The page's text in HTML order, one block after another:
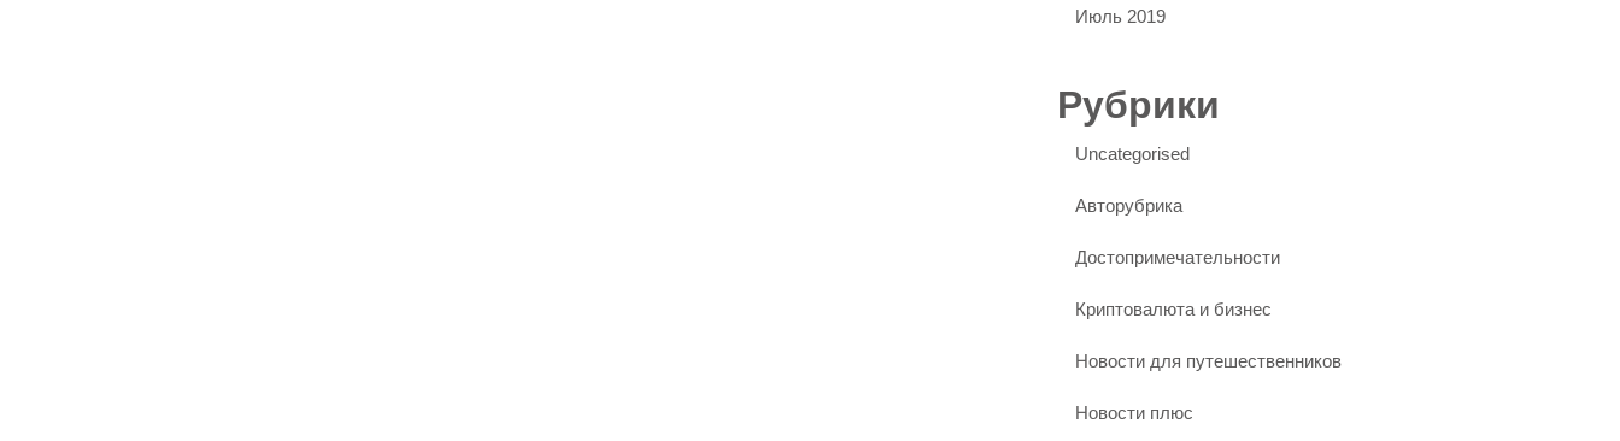
Июль 2019
Рубрики
Uncategorised
Авторубрика
Достопримечательности
Криптовалюта и бизнес
Новости для путешественников
Новости плюс